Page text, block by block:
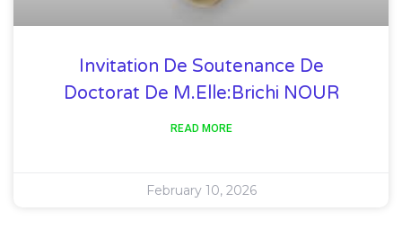
Invitation De Soutenance De
Doctorat De M.elle:Brichi NOUR
READ MORE
February 10, 2026